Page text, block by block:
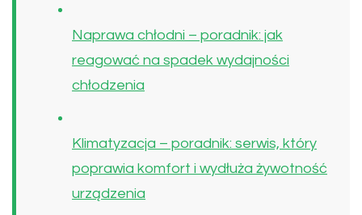
Naprawa chłodni – poradnik: jak
reagować na spadek wydajności
chłodzenia
Klimatyzacja – poradnik: serwis, który
poprawia komfort i wydłuża żywotność
urządzenia